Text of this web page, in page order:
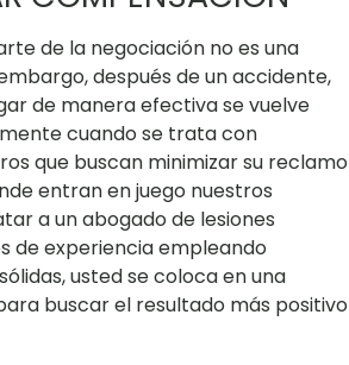
de la negociación no es una
después de un accidente,
de manera efectiva se vuelve
cuando se trata con
que buscan minimizar su reclamo
entran en juego nuestros
a un abogado de lesiones
de experiencia empleando
usted se coloca en una
buscar el resultado más positivo